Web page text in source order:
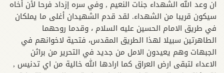
ان وعد الله الشهداء جنات النعيم , وفي سره إزداد فرحا لأن أخاه
سيكون قريبا من الشهداء. لقد قدم الشهيدان أغلى ما يملكان
في طريق الامام الحسين عليه السلام ، وقدما روحهما
الطاهرتين سبيلا لهذا الطريق المقدس، فتحية لاخوانهم في
الجبهات وهم يعيدون الامل من جديد في التحرير من براثن
الاعداء لتبقى ارض العراق كما ارادها الله خالية من اي تدنيس ,